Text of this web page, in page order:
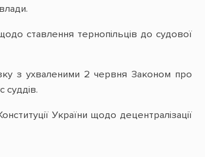
ставлення тернопільців до судової
з ухваленими 2 червня Законом про
суддів.
України щодо децентралізації